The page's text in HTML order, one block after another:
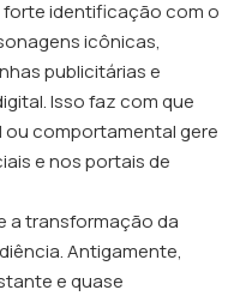
identificação com o
icônicas,
publicitárias e
Isso faz com que
comportamental gere
e nos portais de
a transformação da
Antigamente,
e quase